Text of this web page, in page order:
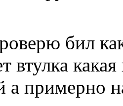
бил
втулка
а примерно